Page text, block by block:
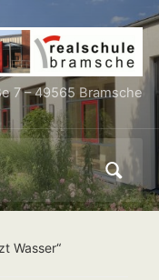
7 – 49565 Bramsche
Wasser“